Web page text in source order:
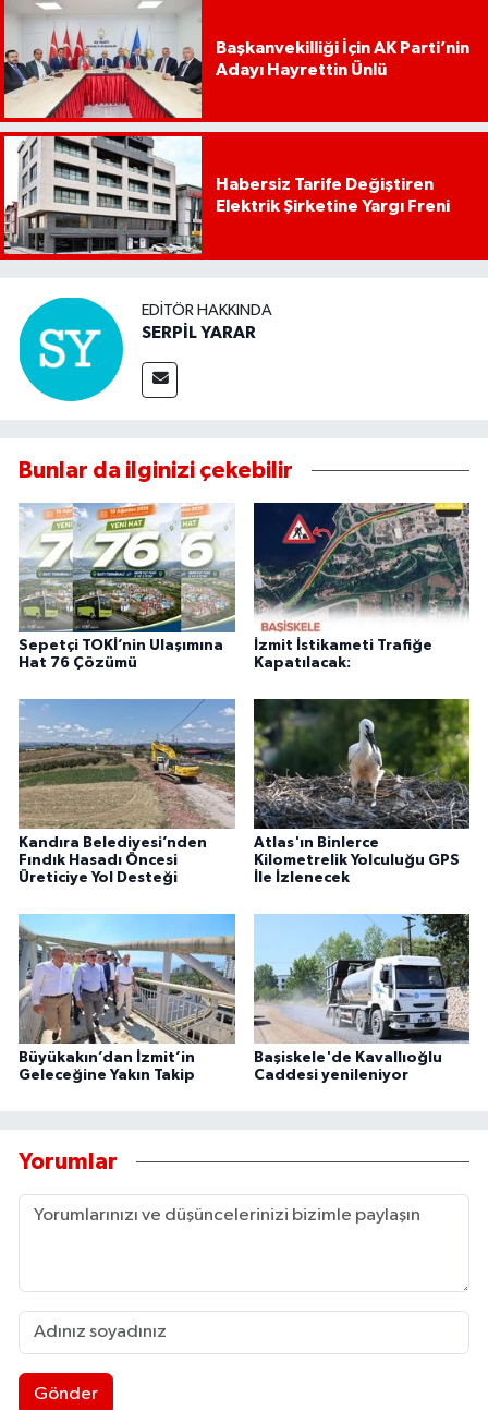
Başkanvekilliği İçin AK Parti’nin
Adayı Hayrettin Ünlü
Habersiz Tarife Değiştiren
Elektrik Şirketine Yargı Freni
EDITÖR HAKKINDA
SERPİL YARAR
Bunlar da ilginizi çekebilir
Sepetçi TOKİ’nin Ulaşımına
Hat 76 Çözümü
İzmit İstikameti Trafiğe
Kapatılacak:
Kandıra Belediyesi’nden
Fındık Hasadı Öncesi
Üreticiye Yol Desteği
Atlas'ın Binlerce
Kilometrelik Yolculuğu GPS
İle İzlenecek
Büyükakın’dan İzmit’in
Geleceğine Yakın Takip
Başiskele'de Kavallıoğlu
Caddesi yenileniyor
Yorumlar
Gönder